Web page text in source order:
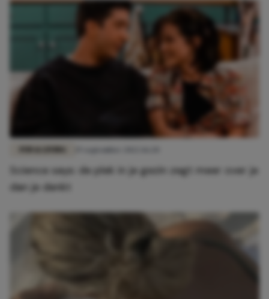
Science says: de plek in je gezin zegt meer over je
dan je denkt